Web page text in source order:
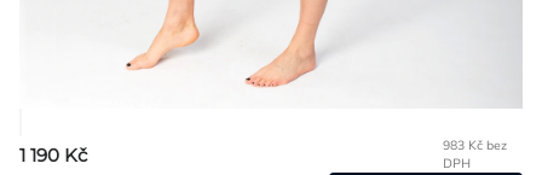
1 190 Kč
983 Kč bez
DPH